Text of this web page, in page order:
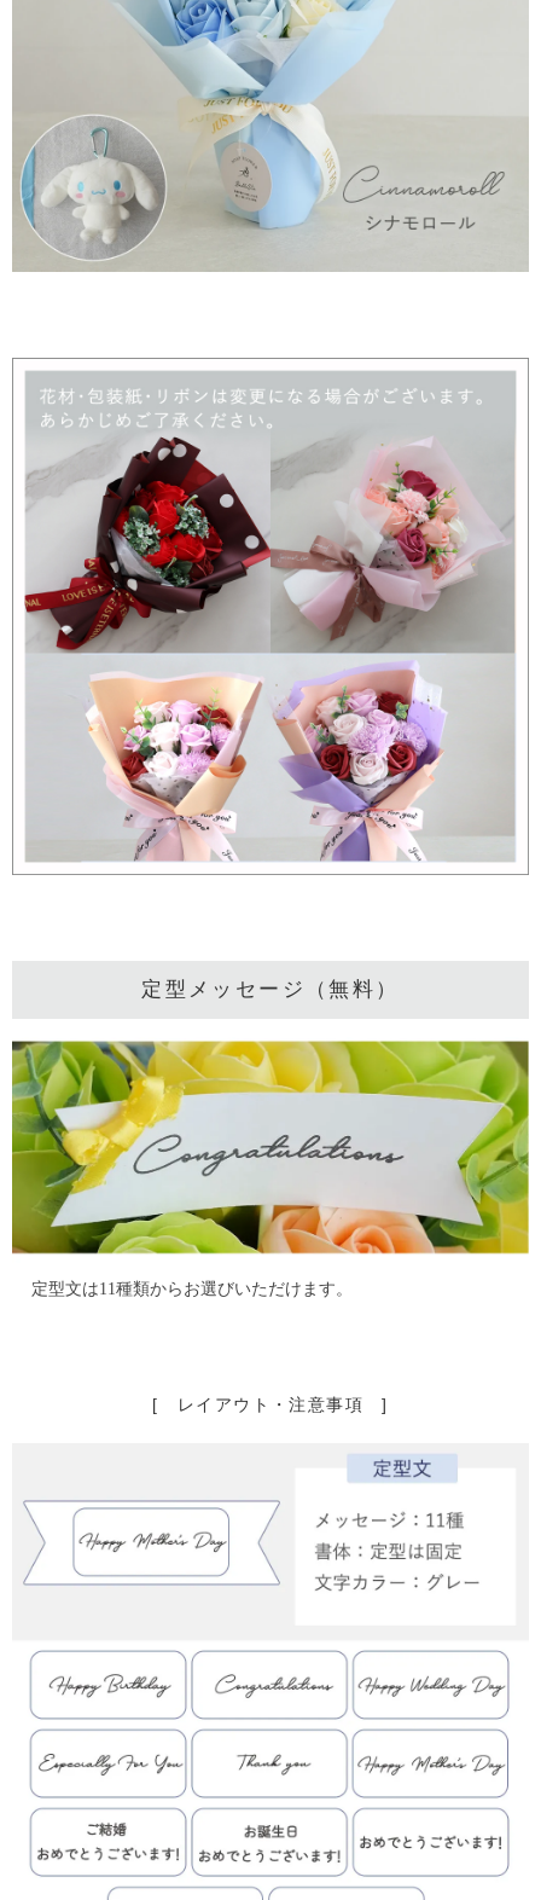
定型メッセージ（無料）
定型文は11種類からお選びいただけます。
[ レイアウト・注意事項 ]